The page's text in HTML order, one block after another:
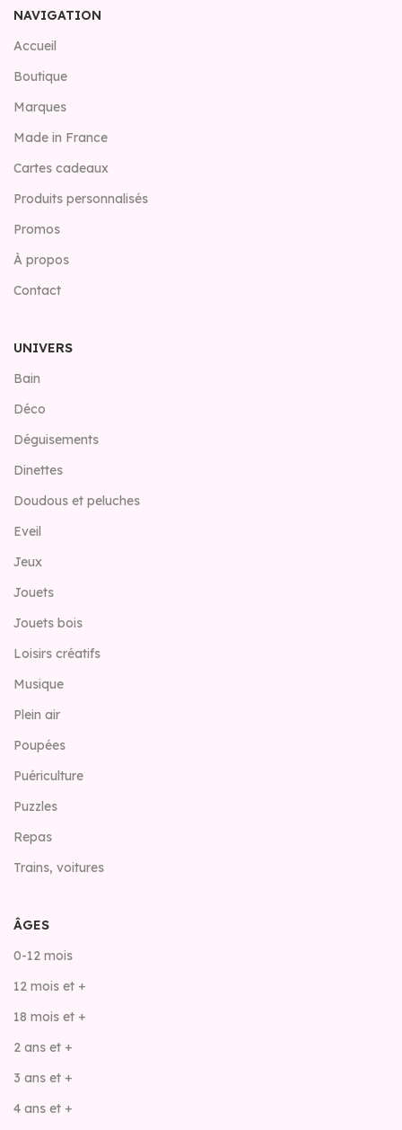
NAVIGATION
Accueil
Boutique
Marques
Made in France
Cartes cadeaux
Produits personnalisés
Promos
À propos
Contact
UNIVERS
Bain
Déco
Déguisements
Dinettes
Doudous et peluches
Eveil
Jeux
Jouets
Jouets bois
Loisirs créatifs
Musique
Plein air
Poupées
Puériculture
Puzzles
Repas
Trains, voitures
ÂGES
0-12 mois
12 mois et +
18 mois et +
2 ans et +
3 ans et +
4 ans et +